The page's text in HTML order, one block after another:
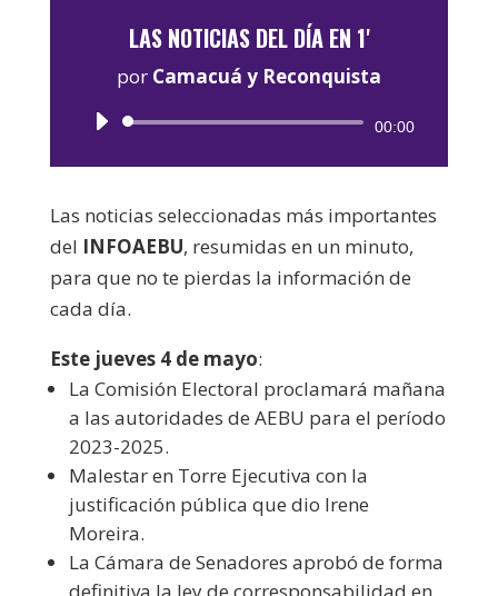
LAS NOTICIAS DEL DÍA EN 1'
por Camacuá y Reconquista
Reproductor
00:00
Las noticias seleccionadas más importantes
del INFOAEBU, resumidas en un minuto,
para que no te pierdas la información de
cada día.
Este jueves 4 de mayo:
La Comisión Electoral proclamará mañana
a las autoridades de AEBU para el período
2023-2025.
Malestar en Torre Ejecutiva con la
justificación pública que dio Irene
Moreira.
La Cámara de Senadores aprobó de forma